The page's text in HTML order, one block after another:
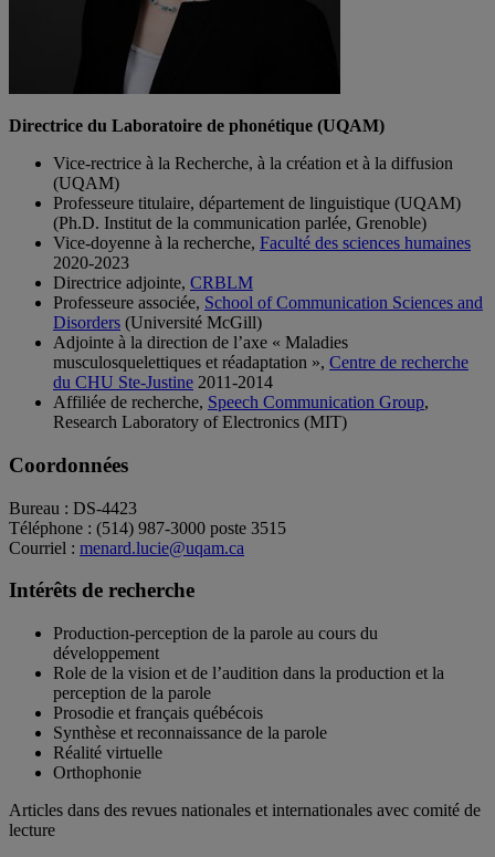
Directrice du Laboratoire de phonétique (UQAM)
Vice-rectrice à la Recherche, à la création et à la diffusion
(UQAM)
Professeure titulaire, département de linguistique (UQAM)
(Ph.D. Institut de la communication parlée, Grenoble)
Vice-doyenne à la recherche, Faculté des sciences humaines
2020-2023
Directrice adjointe, CRBLM
Professeure associée, School of Communication Sciences and
Disorders (Université McGill)
Adjointe à la direction de l’axe « Maladies
musculosquelettiques et réadaptation », Centre de recherche
du CHU Ste-Justine 2011-2014
Affiliée de recherche, Speech Communication Group,
Research Laboratory of Electronics (MIT)
Coordonnées
Bureau : DS-4423
Téléphone : (514) 987-3000 poste 3515
Courriel : menard.lucie@uqam.ca
Intérêts de recherche
Production-perception de la parole au cours du
développement
Role de la vision et de l’audition dans la production et la
perception de la parole
Prosodie et français québécois
Synthèse et reconnaissance de la parole
Réalité virtuelle
Orthophonie
Articles dans des revues nationales et internationales avec comité de
lecture